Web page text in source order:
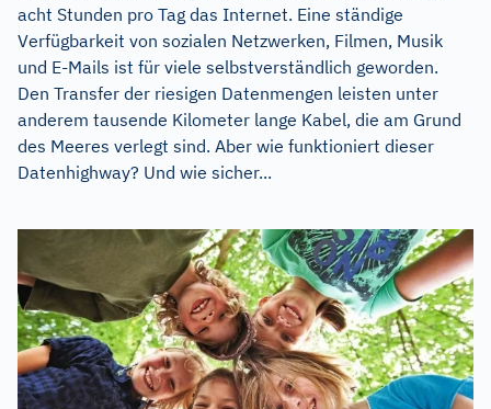
acht Stunden pro Tag das Internet. Eine ständige
Verfügbarkeit von sozialen Netzwerken, Filmen, Musik
und E-Mails ist für viele selbstverständlich geworden.
Den Transfer der riesigen Datenmengen leisten unter
anderem tausende Kilometer lange Kabel, die am Grund
des Meeres verlegt sind. Aber wie funktioniert dieser
Datenhighway? Und wie sicher...